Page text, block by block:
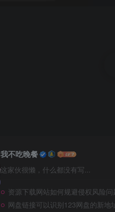
我不吃晚餐
这家伙很懒，什么都没有写...
资源下载网站如何规避侵权风险问
网盘链接可以识别123网盘的新地